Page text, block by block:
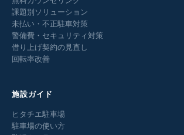
課題別ソリューション
未払い・不正駐車対策
警備費・セキュリティ対策
借り上げ契約の見直し
回転率改善
施設ガイド
ヒタチエ駐車場
駐車場の使い方